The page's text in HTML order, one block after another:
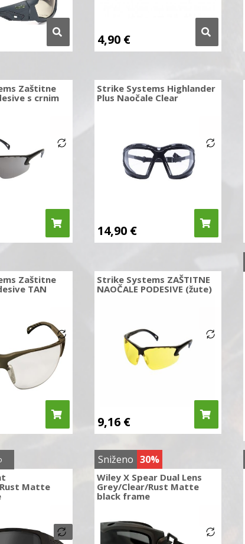
4,90 €
Zaštitne
s crnim
Strike Systems Highlander
Plus Naočale Clear
14,90 €
Zaštitne
TAN
Strike Systems ZAŠTITNE
NAOČALE PODESIVE (žute)
9,16 €
Matte
Sniženo 30%
Wiley X Spear Dual Lens
Grey/Clear/Rust Matte
black frame